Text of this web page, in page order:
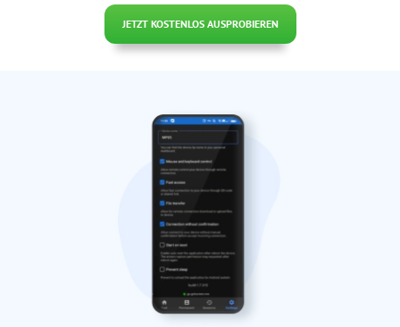
JETZT KOSTENLOS AUSPROBIEREN